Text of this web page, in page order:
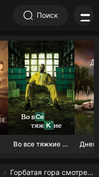
Поиск
Во все тяжкие 1-5 сезон
Горбатая гора смотреть онлайн бесплатно